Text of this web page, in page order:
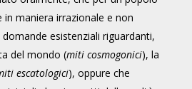
in maniera irrazionale e non
esistenziali riguardanti,
del mondo (miti cosmogonici), la
escatologici), oppure che